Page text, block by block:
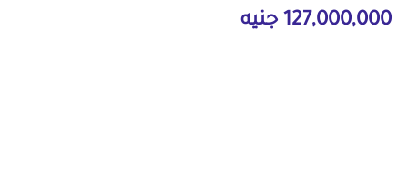
127,000,000 جنيه